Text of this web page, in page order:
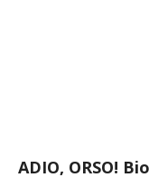
ADIO, ORSO!